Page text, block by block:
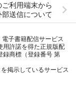
利用端末から
送信について
子書籍配信サービス
用許諾を得た正規版配
録商標（登録番号 第
掲示しているサービス